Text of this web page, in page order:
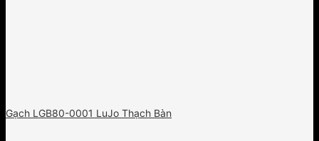
Gạch LGB80-0001 LuJo Thạch Bàn